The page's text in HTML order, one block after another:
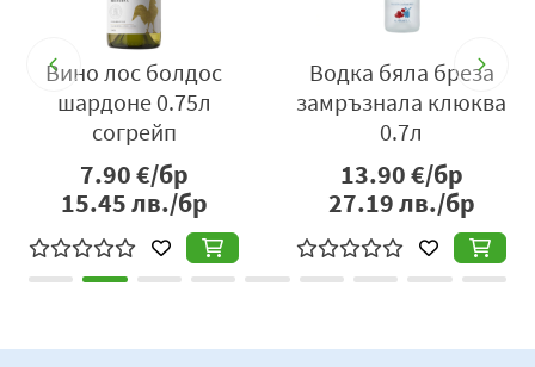
предлагайки модерно и различно вкусово изживяване
за всички, които търсят нещо по-леко, ароматно и
освежаващо.
Вносител:Берьозка Трейдинг ЕООД, село Бенковски,
област Варна, България, тел:
+359877666296,www.berezka.bg
Вино лос болдос
шардоне 0.75л
согрейп
7.90€/бр
15.45лв./бр
Водка бяла бреза
замръзнала клюква
0.7л
13.90€/бр
27.19лв./бр